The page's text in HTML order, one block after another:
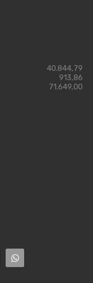
40.844,79
913,86
71.649,00